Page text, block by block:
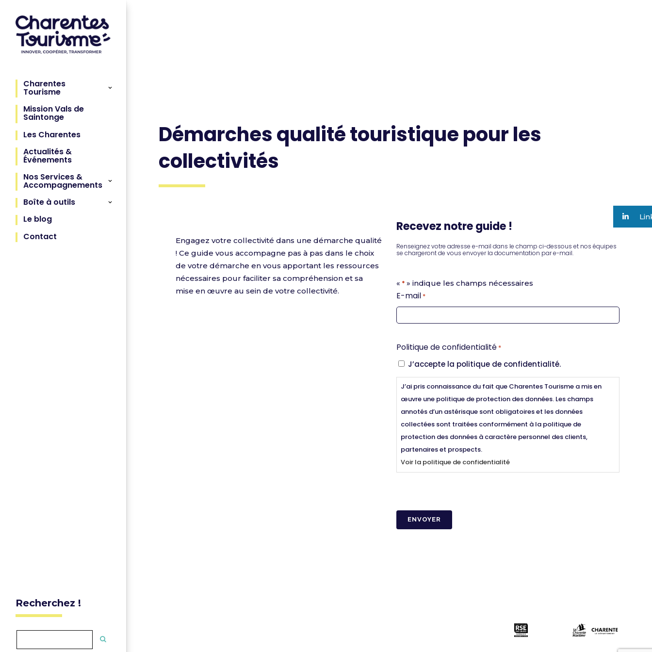
Charentes
Tourisme
Mission Vals de
Saintonge
Les Charentes
Actualités &
Événements
Nos Services &
Accompagnements
Boîte à outils
Le blog
Contact
Recherchez !
Démarches qualité touristique pour les
collectivités
Engagez votre collectivité dans une démarche qualité
! Ce guide vous accompagne pas à pas dans le choix
de votre démarche en vous apportant les ressources
nécessaires pour faciliter sa compréhension et sa
mise en œuvre au sein de votre collectivité.
Recevez notre guide !
Renseignez votre adresse e-mail dans le champ ci-dessous et nos équipes
se chargeront de vous envoyer la documentation par e-mail.
« * » indique les champs nécessaires
E-mail *
Politique de confidentialité *
J’accepte la politique de confidentialité.
J’ai pris connaissance du fait que Charentes Tourisme a mis en
œuvre une politique de protection des données. Les champs
annotés d’un astérisque sont obligatoires et les données
collectées sont traitées conformément à la politique de
protection des données à caractère personnel des clients,
partenaires et prospects.
Voir la politique de confidentialité